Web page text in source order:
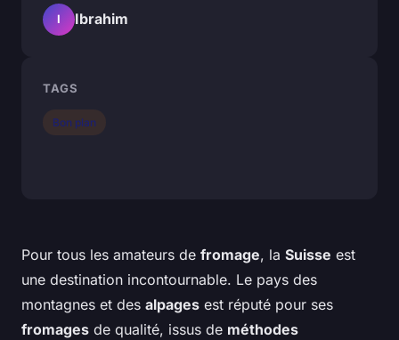
Pour tous les amateurs de fromage, la Suisse est
une destination incontournable. Le pays des
montagnes et des alpages est réputé pour ses
fromages de qualité, issus de méthodes
I Ibrahim
TAGS
Bon plan